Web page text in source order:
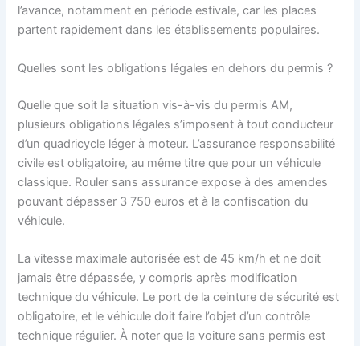
l’avance, notamment en période estivale, car les places
partent rapidement dans les établissements populaires.
Quelles sont les obligations légales en dehors du permis ?
Quelle que soit la situation vis-à-vis du permis AM,
plusieurs obligations légales s’imposent à tout conducteur
d’un quadricycle léger à moteur. L’assurance responsabilité
civile est obligatoire, au même titre que pour un véhicule
classique. Rouler sans assurance expose à des amendes
pouvant dépasser 3 750 euros et à la confiscation du
véhicule.
La vitesse maximale autorisée est de 45 km/h et ne doit
jamais être dépassée, y compris après modification
technique du véhicule. Le port de la ceinture de sécurité est
obligatoire, et le véhicule doit faire l’objet d’un contrôle
technique régulier. À noter que la voiture sans permis est